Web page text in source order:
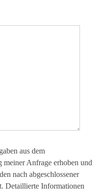
aus dem
Anfrage erhoben und
nach abgeschlossener
Detaillierte Informationen